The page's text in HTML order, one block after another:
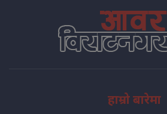
हाम्रो बारेमा